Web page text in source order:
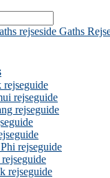
Gaths
rejseguide
rejseguide
rejseguide
rejseguide